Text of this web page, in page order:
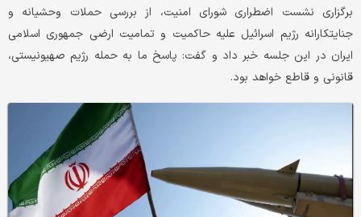
برگزاری نشست اضطراری شورای امنیت، از بررسی حملات وحشیانه و
جنایتکارانه رژیم اسرائیل علیه حاکمیت و تمامیت ارضی جمهوری اسلامی
ایران در این جلسه خبر داد و گفت: پاسخ ما به حمله رژیم صهیونیستی،‌
قانونی و قاطع خواهد بود.